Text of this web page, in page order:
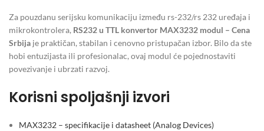
Za pouzdanu serijsku komunikaciju između rs-232/rs 232 uređaja i
mikrokontrolera, RS232 u TTL konvertor MAX3232 modul – Cena
Srbija je praktičan, stabilan i cenovno pristupačan izbor. Bilo da ste
hobi entuzijasta ili profesionalac, ovaj modul će pojednostaviti
povezivanje i ubrzati razvoj.
Korisni spoljašnji izvori
MAX3232 – specifikacije i datasheet (Analog Devices)